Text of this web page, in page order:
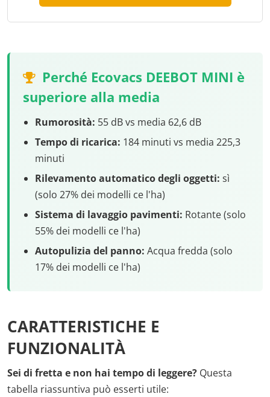
Perché Ecovacs DEEBOT MINI è
superiore alla media
Rumorosità: 55 dB vs media 62,6 dB
Tempo di ricarica: 184 minuti vs media 225,3
minuti
Rilevamento automatico degli oggetti: sì
(solo 27% dei modelli ce l'ha)
Sistema di lavaggio pavimenti: Rotante (solo
55% dei modelli ce l'ha)
Autopulizia del panno: Acqua fredda (solo
17% dei modelli ce l'ha)
CARATTERISTICHE E
FUNZIONALITÀ
Sei di fretta e non hai tempo di leggere? Questa
tabella riassuntiva può esserti utile: